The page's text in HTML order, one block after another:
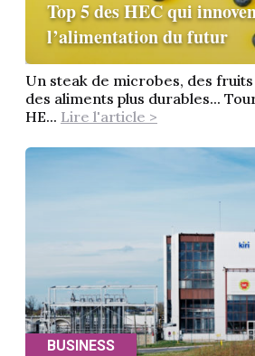
Top 5 des HEC qui
l’alimentation du futur
Un steak de microbes, des
des aliments plus durables...
HE... Lire l'article >
BUSINESS